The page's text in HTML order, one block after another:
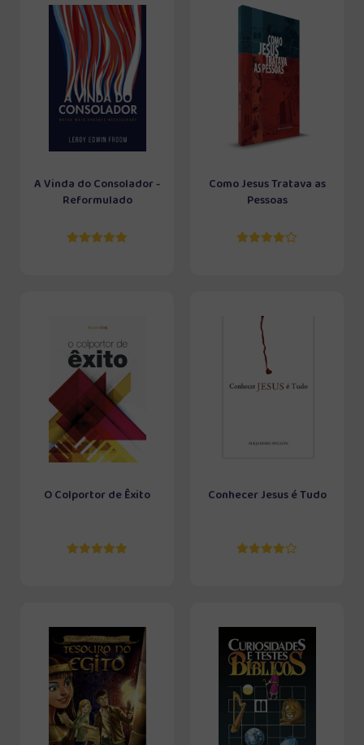
A Vinda do Consolador -
Reformulado
Como Jesus Tratava as
Pessoas
O Colportor de Êxito Conhecer Jesus é Tudo